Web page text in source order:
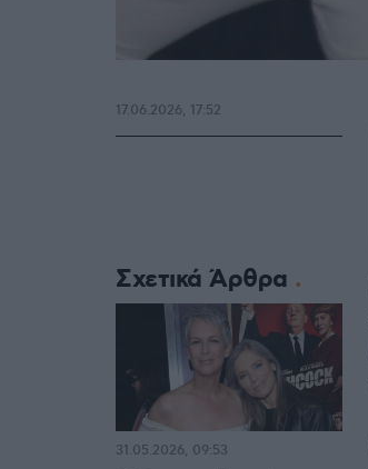
17.06.2026, 17:52
Σχετικά Άρθρα
31.05.2026, 09:53